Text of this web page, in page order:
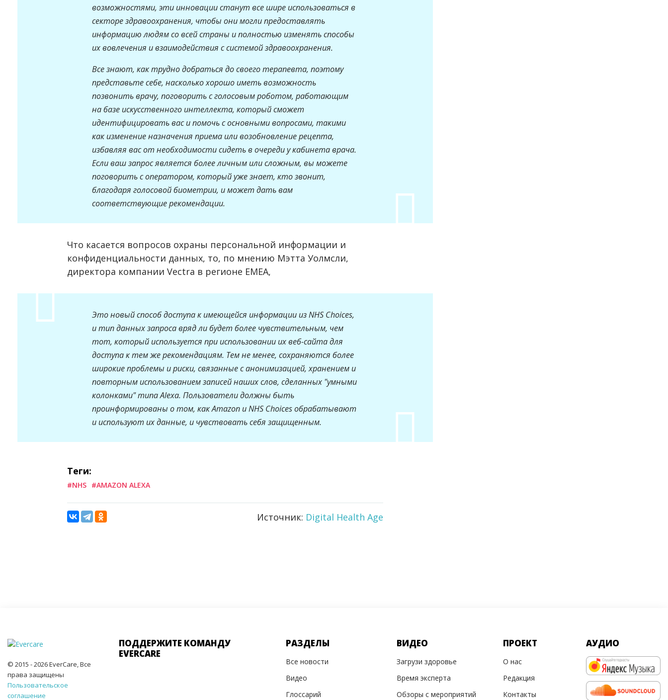
возможностями, эти инновации станут все шире использоваться в
секторе здравоохранения, чтобы они могли предоставлять
информацию людям со всей страны и полностью изменять способы
их вовлечения и взаимодействия с системой здравоохранения.
Все знают, как трудно добраться до своего терапевта, поэтому
представьте себе, насколько хорошо иметь возможность
позвонить врачу, поговорить с голосовым роботом, работающим
на базе искусственного интеллекта, который сможет
идентифицировать вас и помочь с основными вопросами, такими
как изменение назначения приема или возобновление рецепта,
избавляя вас от необходимости сидеть в очереди у кабинета врача.
Если ваш запрос является более личным или сложным, вы можете
поговорить с оператором, который уже знает, кто звонит,
благодаря голосовой биометрии, и может дать вам
соответствующие рекомендации.
Что касается вопросов охраны персональной информации и
конфиденциальности данных, то, по мнению Мэтта Уолмсли,
директора компании Vectra в регионе EMEA,
Это новый способ доступа к имеющейся информации из NHS Choices,
и тип данных запроса вряд ли будет более чувствительным, чем
тот, который используется при использовании их веб-сайта для
доступа к тем же рекомендациям. Тем не менее, сохраняются более
широкие проблемы и риски, связанные с анонимизацией, хранением и
повторным использованием записей наших слов, сделанных "умными
колонками" типа Alexa. Пользователи должны быть
проинформированы о том, как Amazon и NHS Choices обрабатывают
и используют их данные, и чувствовать себя защищенным.
Теги:
#NHS #AMAZON ALEXA
Источник: Digital Health Age
© 2015 - 2026 EverCare, Все
права защищены
Пользовательское
соглашение
ПОДДЕРЖИТЕ КОМАНДУ
EVERCARE
РАЗДЕЛЫ
Все новости
Видео
Глоссарий
ВИДЕО
Загрузи здоровье
Время эксперта
Обзоры с мероприятий
ПРОЕКТ
О нас
Редакция
Контакты
АУДИО